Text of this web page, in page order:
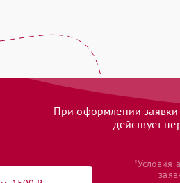
При оформлении заявки
действует
*Условия